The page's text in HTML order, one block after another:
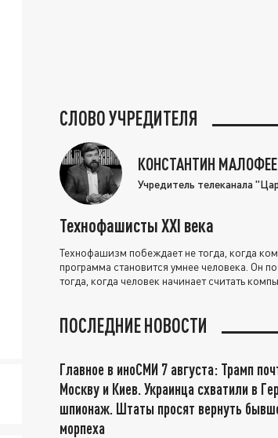
СЛОВО УЧРЕДИТЕЛЯ
КОНСТАНТИН
Учредитель телеканала
Технофашисты XXI века
Технофашизм побеждает не тогда, когда
программа становится умнее человека. Он
тогда, когда человек начинает считать
ПОСЛЕДНИЕ НОВОСТИ
Главное в иноСМИ 7 августа: Трамп
Москву и Киев. Украинца схватили в
шпионаж. Штаты просят вернуть
морпеха